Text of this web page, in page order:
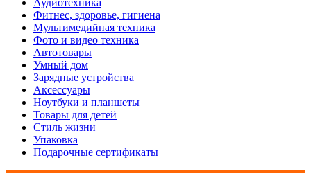
Фитнес, здоровье, гигиена
Мультимедийная техника
Фото и видео техника
Автотовары
Умный дом
Зарядные устройства
Аксессуары
Ноутбуки и планшеты
Товары для детей
Стиль жизни
Упаковка
Подарочные сертификаты